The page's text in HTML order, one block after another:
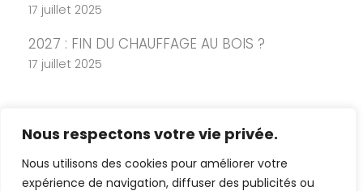
Nous respectons votre vie privée.
Nous utilisons des cookies pour améliorer votre
expérience de navigation, diffuser des publicités ou
17 juillet 2025
2027 : FIN DU CHAUFFAGE AU BOIS ?
17 juillet 2025